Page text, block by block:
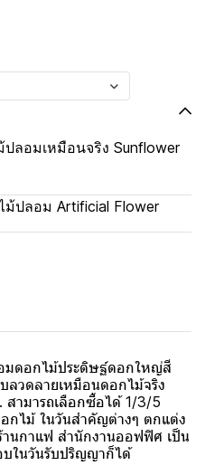
ลอมเหมือนจริง Sunflower
ปลอม Artificial Flower
ดอกไม้ประดิษฐ์ดอกใหญ่สี
ลวดลายเหมือนดอกไม้จริง
ามารถเลือกซื้อได้ 1/3/5
กไม้ ในวันสำคัญต่างๆ ตกแต่ง
นกาแฟ สำนักงานออฟฟิศ เป็น
ในวันรับปริญญาก็ได้